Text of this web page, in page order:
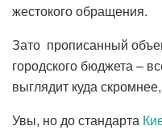
жестокого обращения.
Зато прописанный
городского бюджета –
выглядит куда
Увы, но до стандарта